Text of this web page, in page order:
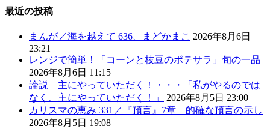
最近の投稿
まんが／海を越えて 636、まどかまこ 2026年8月6日
23:21
レンジで簡単！「コーンと枝豆のポテサラ」旬の一品
2026年8月6日 11:15
論説 主にやっていただく！・・・「私がやるのでは
なく、主にやっていただく！」
2026年8月5日 23:00
カリスマの恵み 331／『預言』7章 的確な預言の示し
2026年8月5日 19:08